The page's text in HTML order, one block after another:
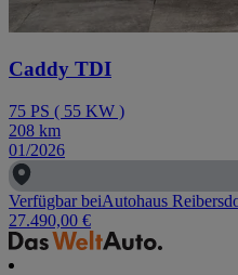
Caddy TDI
75 PS ( 55 KW )
208 km
01/2026
Verfügbar beiAutohaus
27.490,00 €